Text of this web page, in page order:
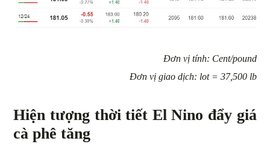
Đơn vị tính: Cent/pound
Đơn vị giao dịch: lot = 37,500 lb
Hiện tượng thời tiết El Nino đẩy giá
cà phê tăng